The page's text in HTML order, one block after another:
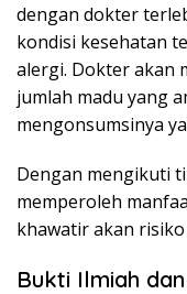
dengan dokter
kondisi kesehatan
alergi. Dokter akan
jumlah madu yang
mengonsumsinya
Dengan mengikuti
memperoleh
khawatir akan
Bukti Ilmiah